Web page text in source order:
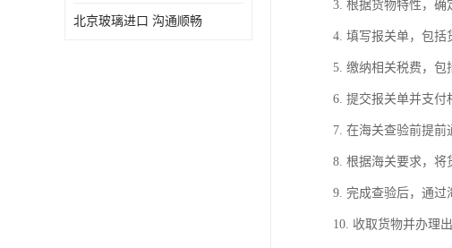
北京玻璃进口 沟通顺畅
3. 根据货物特性，确
4. 填写报关单，包括
5. 缴纳相关税费，包
6. 提交报关单并支付
7. 在海关查验前提前
8. 根据海关要求，将
9. 完成查验后，通过
10. 收取货物并办理出